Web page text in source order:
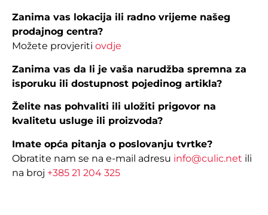
Zanima vas lokacija ili radno vrijeme našeg
prodajnog centra?
Možete provjeriti ovdje
Zanima vas da li je vaša narudžba spremna za
isporuku ili dostupnost pojedinog artikla?
Želite nas pohvaliti ili uložiti prigovor na
kvalitetu usluge ili proizvoda?
Imate opća pitanja o poslovanju tvrtke?
Obratite nam se na e-mail adresu info@culic.net ili
na broj +385 21 204 325